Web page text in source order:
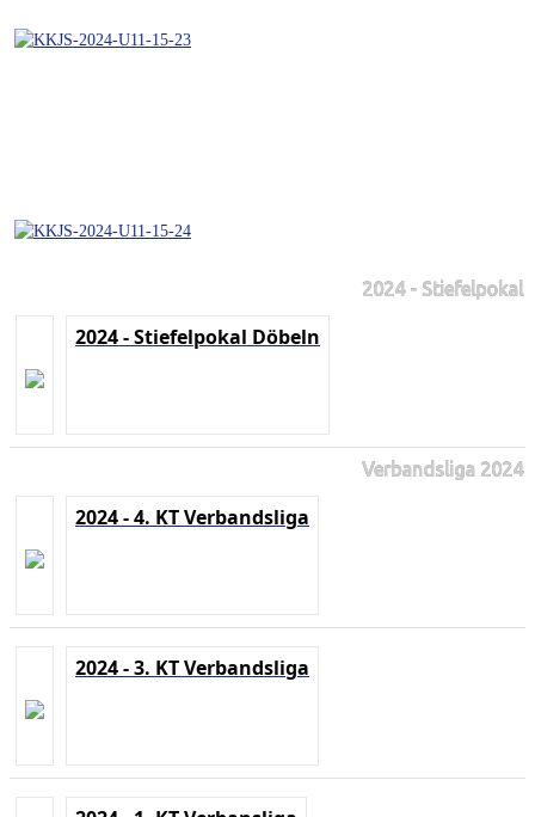
2024 - Stiefelpokal
2024 - Stiefelpokal Döbeln
Verbandsliga 2024
2024 - 4. KT Verbandsliga
2024 - 3. KT Verbandsliga